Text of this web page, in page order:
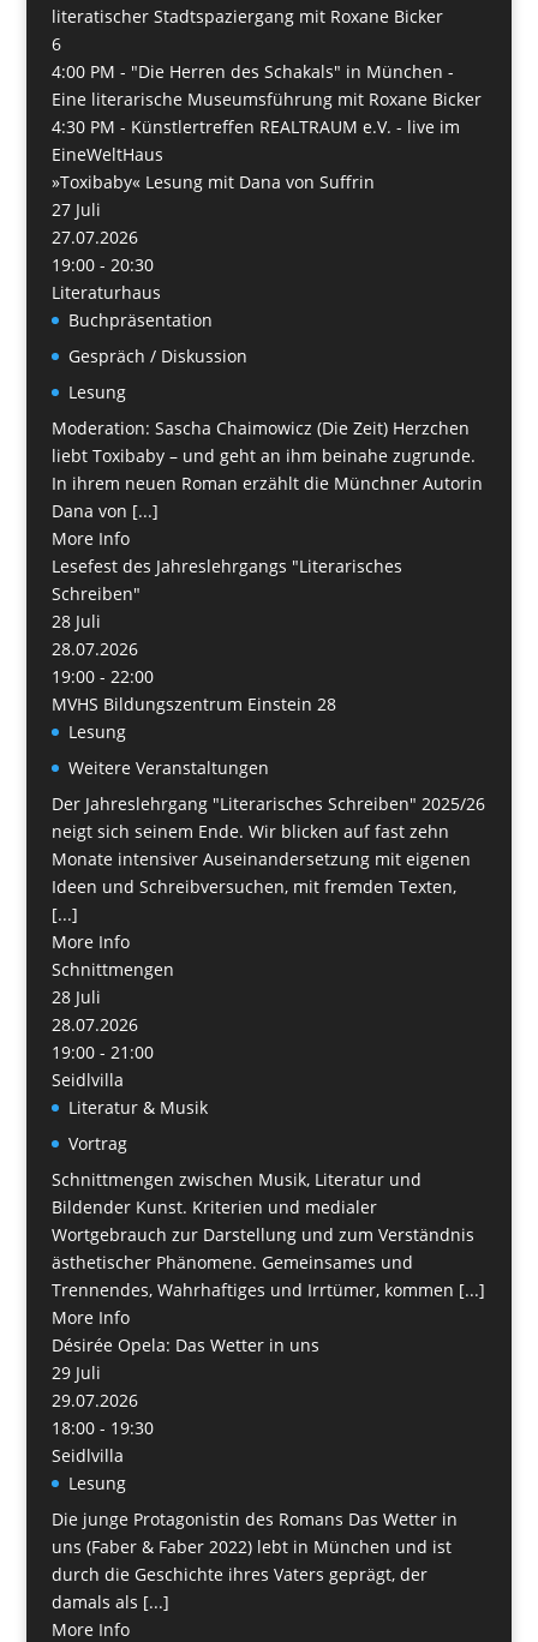
literatischer Stadtspaziergang mit Roxane Bicker
6
4:00 PM - "Die Herren des Schakals" in München -
Eine literarische Museumsführung mit Roxane Bicker
4:30 PM - Künstlertreffen REALTRAUM e.V. - live im
EineWeltHaus
»Toxibaby« Lesung mit Dana von Suffrin
27 Juli
27.07.2026
19:00 - 20:30
Literaturhaus
Buchpräsentation
Gespräch / Diskussion
Lesung
Moderation: Sascha Chaimowicz (Die Zeit) Herzchen
liebt Toxibaby – und geht an ihm beinahe zugrunde.
In ihrem neuen Roman erzählt die Münchner Autorin
Dana von [...]
More Info
Lesefest des Jahreslehrgangs "Literarisches
Schreiben"
28 Juli
28.07.2026
19:00 - 22:00
MVHS Bildungszentrum Einstein 28
Lesung
Weitere Veranstaltungen
Der Jahreslehrgang "Literarisches Schreiben" 2025/26
neigt sich seinem Ende. Wir blicken auf fast zehn
Monate intensiver Auseinandersetzung mit eigenen
Ideen und Schreibversuchen, mit fremden Texten,
[...]
More Info
Schnittmengen
28 Juli
28.07.2026
19:00 - 21:00
Seidlvilla
Literatur & Musik
Vortrag
Schnittmengen zwischen Musik, Literatur und
Bildender Kunst. Kriterien und medialer
Wortgebrauch zur Darstellung und zum Verständnis
ästhetischer Phänomene. Gemeinsames und
Trennendes, Wahrhaftiges und Irrtümer, kommen [...]
More Info
Désirée Opela: Das Wetter in uns
29 Juli
29.07.2026
18:00 - 19:30
Seidlvilla
Lesung
Die junge Protagonistin des Romans Das Wetter in
uns (Faber & Faber 2022) lebt in München und ist
durch die Geschichte ihres Vaters geprägt, der
damals als [...]
More Info